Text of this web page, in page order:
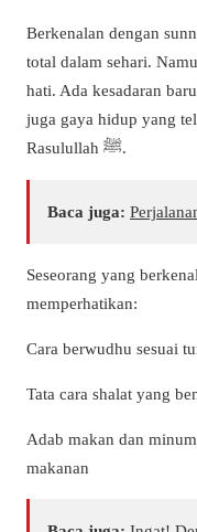
Berkenalan dengan
total dalam sehari.
hati. Ada kesadaran
juga gaya hidup yang
Rasulullah ﷺ.
Baca juga:
Seseorang yang
memperhatikan:
Tata cara shalat yang
Adab makan dan
makanan